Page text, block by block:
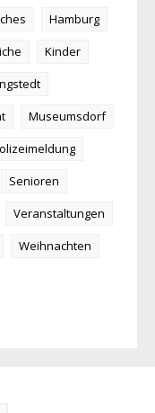
Hamburg
Kinder
Museumsdorf
Senioren
Veranstaltungen
Weihnachten